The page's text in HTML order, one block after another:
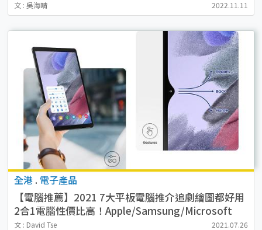
文 : 吳海晴 2022.11.11
全港 . 電子產品
【電腦推薦】2021 7大平板電腦推介追劇繪圖都好用
2合1電腦性價比高！Apple/Samsung/Microsoft
文 : David Tse 2021.07.26